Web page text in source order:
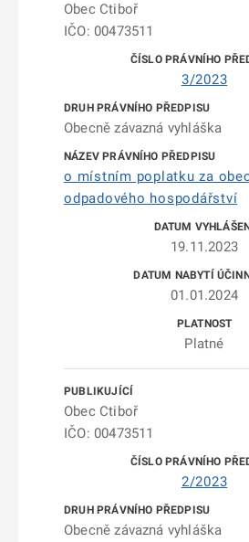
Obec Ctiboř
IČO: 00473511
3/2023
Obecně závazná vyhláška
o místním poplatku za
odpadového hospodářství
19.11.2023
01.01.2024
Platné
Obec Ctiboř
IČO: 00473511
2/2023
Obecně závazná vyhláška